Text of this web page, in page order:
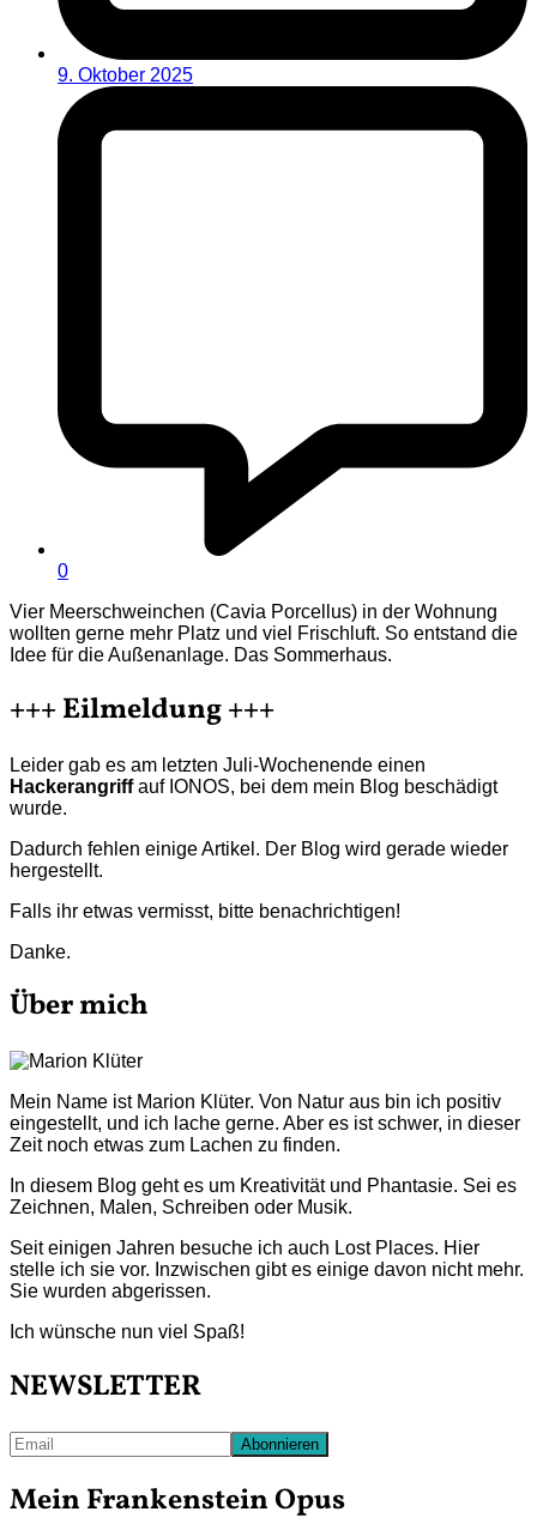
9. Oktober 2025
0
Vier Meerschweinchen (Cavia Porcellus) in der Wohnung
wollten gerne mehr Platz und viel Frischluft. So entstand die
Idee für die Außenanlage. Das Sommerhaus.
+++ Eilmeldung +++
Leider gab es am letzten Juli-Wochenende einen
Hackerangriffauf IONOS, bei dem mein Blog beschädigt
wurde.
Dadurch fehlen einige Artikel. Der Blog wird gerade wieder
hergestellt.
Falls ihr etwas vermisst, bitte benachrichtigen!
Danke.
Über mich
Mein Name ist Marion Klüter. Von Natur aus bin ich positiv
eingestellt, und ich lache gerne. Aber es ist schwer, in dieser
Zeit noch etwas zum Lachen zu finden.
In diesem Blog geht es um Kreativität und Phantasie. Sei es
Zeichnen, Malen, Schreiben oder Musik.
Seit einigen Jahren besuche ich auch Lost Places. Hier
stelle ich sie vor. Inzwischen gibt es einige davon nicht mehr.
Sie wurden abgerissen.
Ich wünsche nun viel Spaß!
NEWSLETTER
Mein Frankenstein Opus